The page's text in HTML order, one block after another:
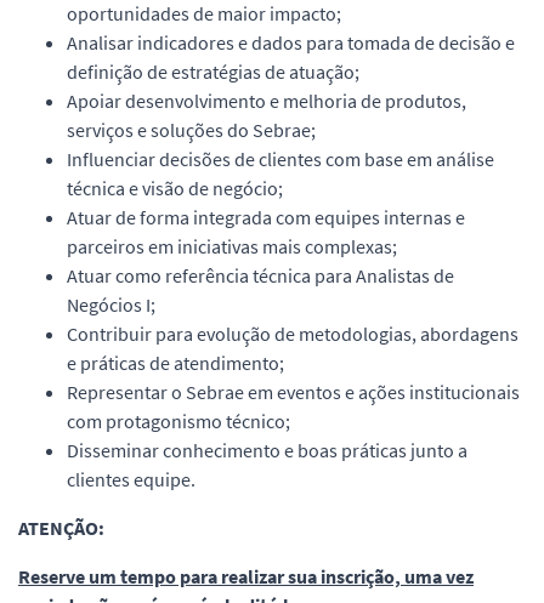
oportunidades de maior impacto;
Analisar indicadores e dados para tomada de decisão e
definição de estratégias de atuação;
Apoiar desenvolvimento e melhoria de produtos,
serviços e soluções do Sebrae;
Influenciar decisões de clientes com base em análise
técnica e visão de negócio;
Atuar de forma integrada com equipes internas e
parceiros em iniciativas mais complexas;
Atuar como referência técnica para Analistas de
Negócios I;
Contribuir para evolução de metodologias, abordagens
e práticas de atendimento;
Representar o Sebrae em eventos e ações institucionais
com protagonismo técnico;
Disseminar conhecimento e boas práticas junto a
clientes equipe.
ATENÇÃO:
Reserve um tempo para realizar sua inscrição, uma vez